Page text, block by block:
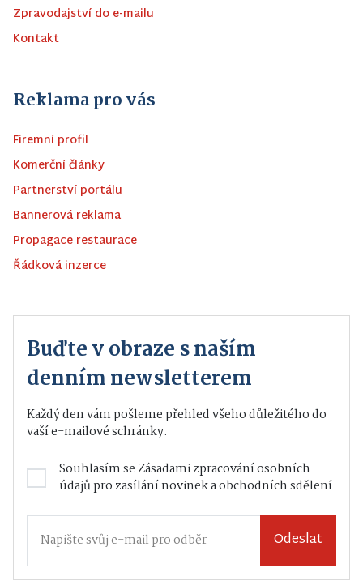
Zpravodajství do e-mailu
Kontakt
Reklama pro vás
Firemní profil
Komerční články
Partnerství portálu
Bannerová reklama
Propagace restaurace
Řádková inzerce
Buďte v obraze s naším
denním newsletterem
Každý den vám pošleme přehled všeho důležitého do
vaší e-mailové schránky.
Souhlasím seZásadami zpracování osobních
údajůpro zasílání novinek a obchodních sdělení
Odeslat